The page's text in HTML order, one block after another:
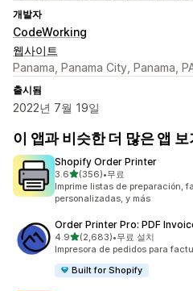
개발자
CodeWorking
웹사이트
Panama, Panama City, Panama,
출시됨
2022년 7월 19일
이 앱과 비슷한 더 많은 앱 보
Shopify Order Printer
3.6별 5개 중
(356)
총 리뷰 356개
•무료
Imprime listas de preparación,
personalizadas, y más
Order Printer Pro: PDF
4.9별 5개 중
(2,683)
총 리뷰 2683개
•무료 설치
Impresora de pedidos para
Built for Shopify